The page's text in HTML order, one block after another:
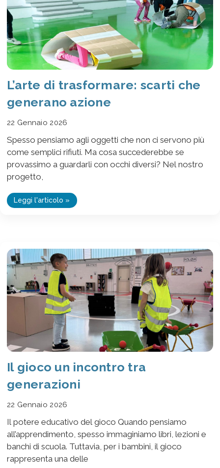
L’arte di trasformare: scarti che
generano azione
22 Gennaio 2026
Spesso pensiamo agli oggetti che non ci servono più
come semplici rifiuti. Ma cosa succederebbe se
provassimo a guardarli con occhi diversi? Nel nostro
progetto,
Leggi l'articolo »
Il gioco un incontro tra
generazioni
22 Gennaio 2026
Il potere educativo del gioco Quando pensiamo
all’apprendimento, spesso immaginiamo libri, lezioni e
banchi di scuola. Tuttavia, per i bambini, il gioco
rappresenta una delle